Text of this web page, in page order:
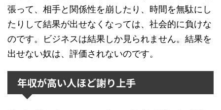
張って、相手と関係性を崩したり、時間を無駄にし
たりして結果が出せなくなっては、社会的に負けな
のです。ビジネスは結果しか見られません。結果を
出せない奴は、評価されないのです。
年収が高い人ほど謝り上手